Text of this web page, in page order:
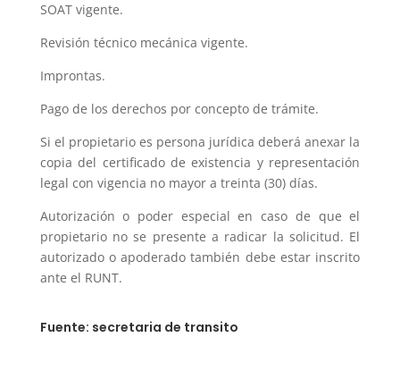
SOAT vigente.
Revisión técnico mecánica vigente.
Improntas.
Pago de los derechos por concepto de trámite.
Si el propietario es persona jurídica deberá anexar la
copia del certificado de existencia y representación
legal con vigencia no mayor a treinta (30) días.
Autorización o poder especial en caso de que el
propietario no se presente a radicar la solicitud. El
autorizado o apoderado también debe estar inscrito
ante el RUNT.
Fuente: secretaria de transito